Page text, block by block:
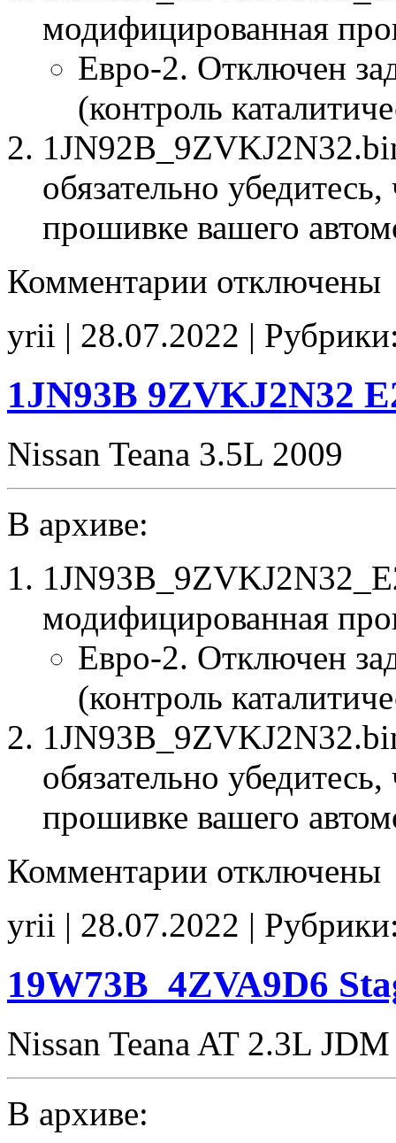
модифицированная
Евро-2. Отключен
(контроль
обязательно
прошивке вашего
Комментарии записи
E2Catoff
noCHK
отключены
yrii | 28.07.2022 |
1JN93B 9ZVKJ2N32
Nissan Teana 3.5L 2009
В архиве:
модифицированная
Евро-2. Отключен
(контроль
обязательно
прошивке вашего
Комментарии записи
E2Catoff
noCHK
отключены
yrii | 28.07.2022 |
19W73B_4ZVA9D6
Nissan Teana AT 2.3L JDM
В архиве: